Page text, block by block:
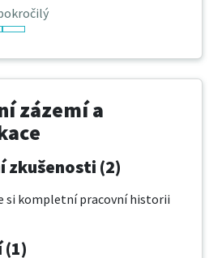
zázemí a
zkušenosti (2)
si kompletní pracovní historii
(1)